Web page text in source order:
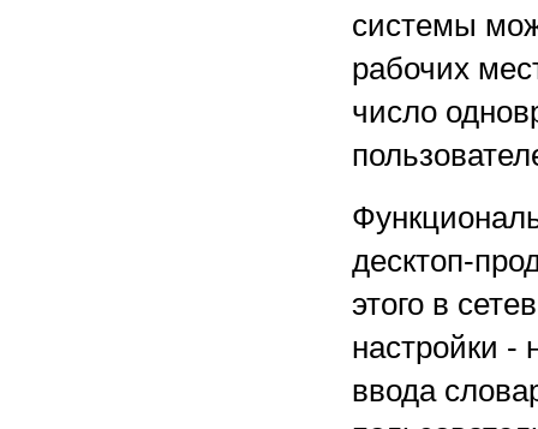
системы
рабочих
число
десктоп-
этого в
настройки
ввода